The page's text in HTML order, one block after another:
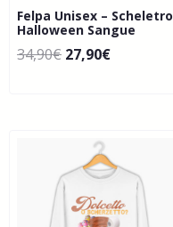
Felpa Unisex – Scheletro
Halloween Sangue
34,90€ 27,90€